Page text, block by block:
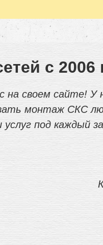
с 2006
на своем сайте!
монтаж СКС
под каждый